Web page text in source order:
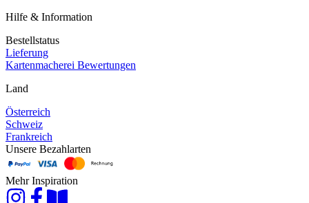
Hilfe & Information
Bestellstatus
Lieferung
Kartenmacherei Bewertungen
Land
Österreich
Schweiz
Frankreich
Unsere Bezahlarten
Mehr Inspiration